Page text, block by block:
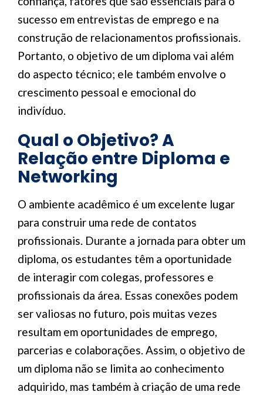
sucesso em entrevistas de emprego e na
construção de relacionamentos profissionais.
Portanto, o objetivo de um diploma vai além
do aspecto técnico; ele também envolve o
crescimento pessoal e emocional do
indivíduo.
Qual o Objetivo? A
Relação entre Diploma e
Networking
O ambiente acadêmico é um excelente lugar
para construir uma rede de contatos
profissionais. Durante a jornada para obter um
diploma, os estudantes têm a oportunidade
de interagir com colegas, professores e
profissionais da área. Essas conexões podem
ser valiosas no futuro, pois muitas vezes
resultam em oportunidades de emprego,
parcerias e colaborações. Assim, o objetivo de
um diploma não se limita ao conhecimento
adquirido, mas também à criação de uma rede